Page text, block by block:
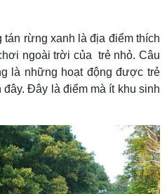
rừng xanh là địa điểm thích
ngoài trời của trẻ nhỏ. Câu
là những hoạt động được trẻ
Đây là điểm mà ít khu sinh